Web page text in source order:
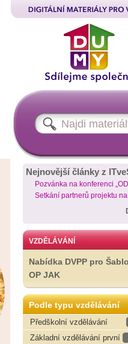
Nejnovější články z
Pozvánka na konferenci
Setkání partnerů projektu
VZDĚLÁVÁNÍ
Nabídka DVPP pro
OP JAK
Podle typu vzdělávání
Předškolní vzdělávání
Základní vzdělávání první